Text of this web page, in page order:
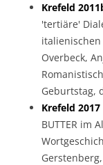
Krefeld
'tertiäre'
Overbeck,
Geburtstag,
Krefeld 2017
BUTTER im